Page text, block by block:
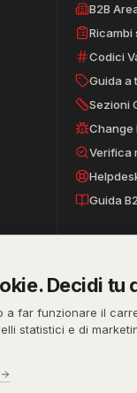
B2B
Ricambi
Codici
Guida a
Sezioni
Change
Verifica
Guida
& C. s.a.s.
(NA)
P. IVA
Decidi tu
a far funzionare il
statistici e di